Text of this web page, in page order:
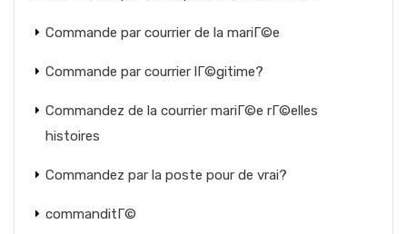
Commande par courrier de la mariГ©e
Commande par courrier lГ©gitime?
Commandez de la courrier mariГ©e rГ©elles
histoires
Commandez par la poste pour de vrai?
commanditГ©